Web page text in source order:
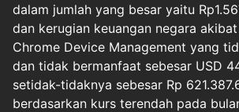
dalam jumlah yang besar yaitu
dan kerugian keuangan negara
Chrome Device Management yang
dan tidak bermanfaat sebesar USD
setidak-tidaknya sebesar Rp
berdasarkan kurs terendah pada